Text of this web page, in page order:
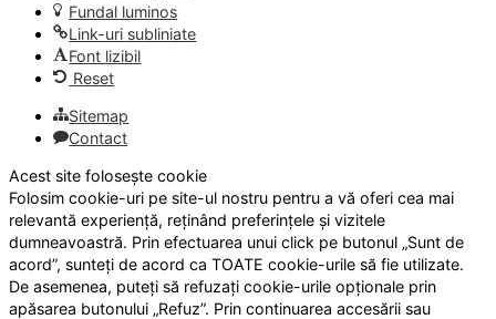
Fundal luminos
Link-uri subliniate
Font lizibil
Reset
Sitemap
Contact
Acest site folosește cookie
Folosim cookie-uri pe site-ul nostru pentru a vă oferi cea mai
relevantă experiență, reținând preferințele și vizitele
dumneavoastră. Prin efectuarea unui click pe butonul „Sunt de
acord”, sunteți de acord ca TOATE cookie-urile să fie utilizate.
De asemenea, puteți să refuzați cookie-urile opționale prin
apăsarea butonului „Refuz”. Prin continuarea accesării sau